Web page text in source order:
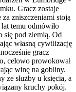
Gracz zostaje
zniszczeniami stoją
temu odmówiło
się pod ziemią. Od
własną cywilizację
gracz
celowo prowokował
winę na gobliny.
ze służby u księcia, a
kruchy pokój.